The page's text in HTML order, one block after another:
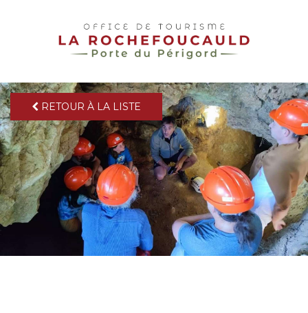
RETOUR À LA LISTE